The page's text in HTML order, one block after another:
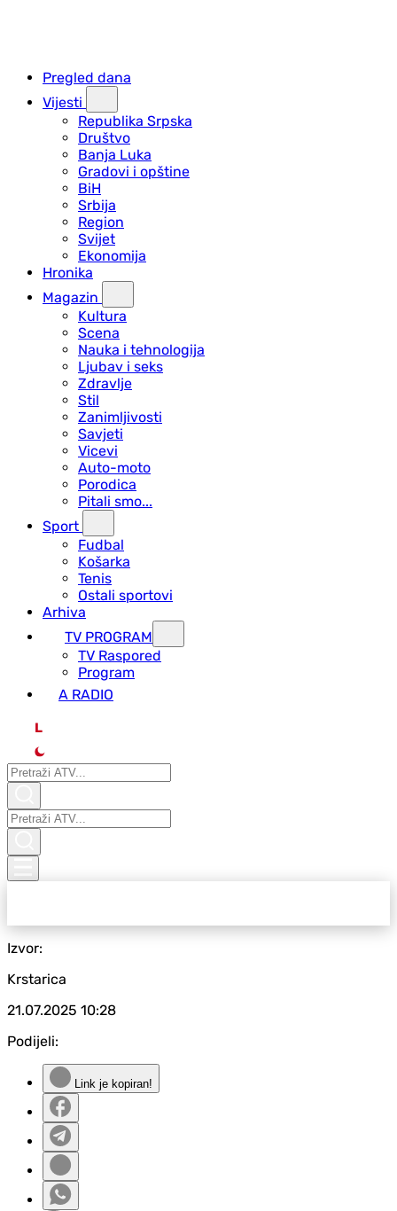
Pregled dana
Vijesti
Republika Srpska
Društvo
Banja Luka
Gradovi i opštine
BiH
Srbija
Region
Svijet
Ekonomija
Hronika
Magazin
Kultura
Scena
Nauka i tehnologija
Ljubav i seks
Zdravlje
Stil
Zanimljivosti
Savjeti
Vicevi
Auto-moto
Porodica
Pitali smo...
Sport
Fudbal
Košarka
Tenis
Ostali sportovi
Arhiva
TV PROGRAM
ТV Raspored
Program
A RADIO
L
Izvor:
Krstarica
21.07.2025 10:28
Podijeli:
Link je kopiran!